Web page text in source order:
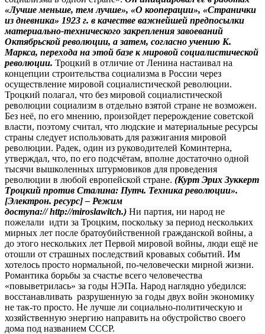
«Лучше меньше, тем лучше», «О кооперации», «Странички
из дневника» 1923 г. в качестве важнейшей предпосылки
материально-технического закрепления завоеваний
Октябрьской революции, а затем, согласно учению К.
Маркса, перехода на этой базе к мировой социалистической
революции. Троцкий в отличие от Ленина настаивал на
концепции строительства социализма в России через
осуществление мировой социалистической революции.
Троцкий полагал, что без мировой социалистической
революции социализм в отдельно взятой стране не возможен.
Без неё, по его мнению, произойдет перерождение советской
власти, поэтому считал, что людские и материальные ресурсы
страны следует использовать для разжигания мировой
революции. Радек, один из руководителей Коминтерна,
утверждал, что, по его подсчётам, вполне достаточно одной
тысячи вышколенных штурмовиков для проведения
революции в любой европейской стране. (Курт Эрих Зуккерт
Троцкий против Сталина: Путч. Техника революции».
[Электрон. ресурс] – Режим
доступа:// http://miroslawitch.) Ни партия, ни народ не
пожелали идти за Троцким, поскольку за период нескольких
мирных лет после братоубийственной гражданской войны, а
до этого нескольких лет Первой мировой войны, люди ещё не
отошли от страшных последствий кровавых событий. Им
хотелось просто нормальной, по-человечески мирной жизни.
Романтика борьбы за счастье всего человечества
«повыветрилась» за годы НЭПа. Народ наглядно убедился:
восстанавливать разрушенную за годы двух войн экономику
не так-то просто. Не лучше ли социально-политическую и
хозяйственную энергию направить на обустройство своего
дома под названием СССР.